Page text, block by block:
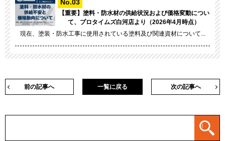
【重要】塗料・防水材の供給状況および価格変動につい
て、プロタイムズ白河店より（2026年4月時点）
現在、塗装・防水工事に使用されている塗料及び関連資材について...
前の記事へ 次の記事へ
一覧に戻る